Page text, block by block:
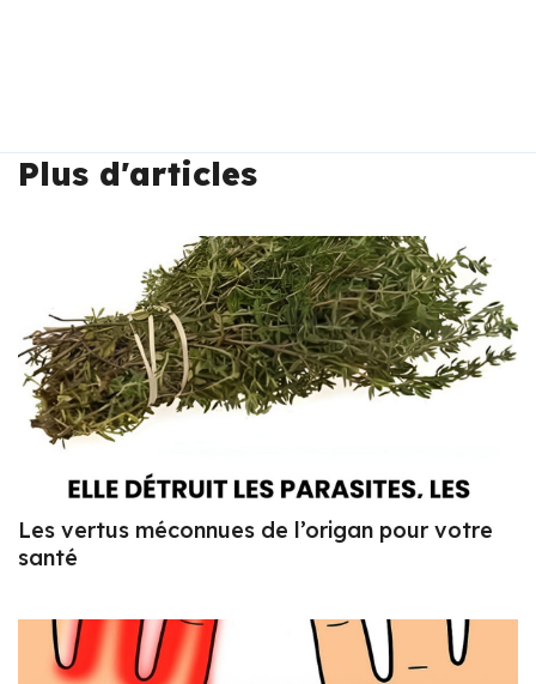
Plus d'articles
Les vertus méconnues de l’origan pour votre
santé